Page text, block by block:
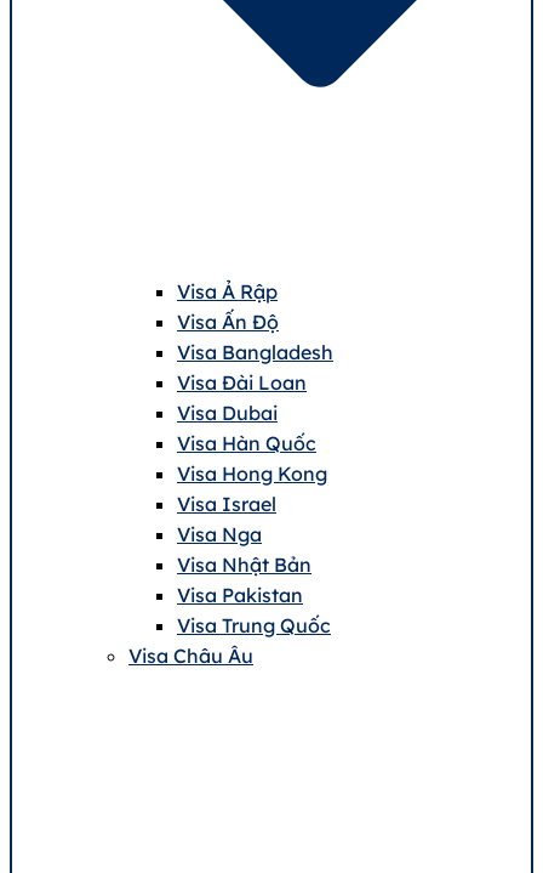
Visa Ả Rập
Visa Ấn Độ
Visa Bangladesh
Visa Đài Loan
Visa Dubai
Visa Hàn Quốc
Visa Hong Kong
Visa Israel
Visa Nga
Visa Nhật Bản
Visa Pakistan
Visa Trung Quốc
Visa Châu Âu